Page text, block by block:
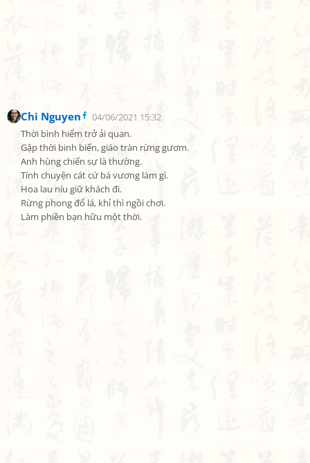
Chi Nguyen
04/06/2021 15:32
Thời bình hiểm trở ải quan.
Gặp thời binh biến, giáo tràn rừng gươm.
Anh hùng chiến sự là thường.
Tính chuyện cát cứ bá vương làm gì.
Hoa lau níu giữ khách đi.
Rừng phong đổ lá, khỉ thì ngồi chơi.
Làm phiền bạn hữu một thời.